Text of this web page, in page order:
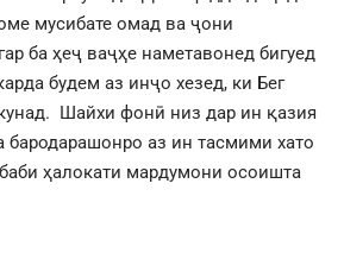
мусибате омад ва ҷони
ба ҳеҷ ваҷҳе наметавонед бигуед
будем аз инҷо хезед, ки Бег
Шайхи фонӣ низ дар ин қазия
аз ин тасмими хато
ҳалокати мардумони осоишта